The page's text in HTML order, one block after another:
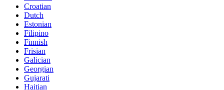
Croatian
Dutch
Estonian
Filipino
Finnish
Frisian
Galician
Georgian
Gujarati
Haitian